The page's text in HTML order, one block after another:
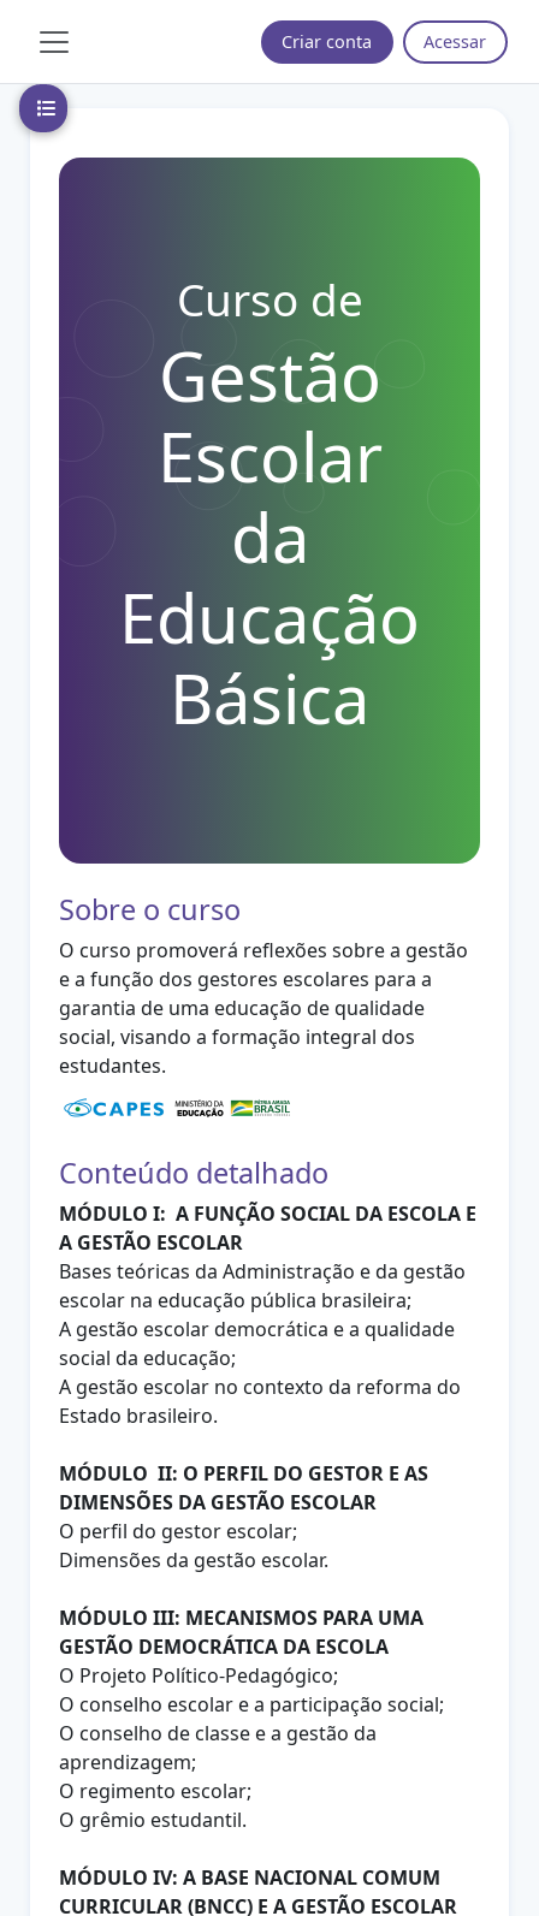
Criar conta Acessar
Abrir índice do curso
Curso de
Gestão
Escolar
da
Educação
Básica
Sobre o curso
O curso promoverá reflexões sobre a gestão
e a função dos gestores escolares para a
garantia de uma educação de qualidade
social, visando a formação integral dos
estudantes.
Conteúdo detalhado
MÓDULO I: A FUNÇÃO SOCIAL DA ESCOLA E
A GESTÃO ESCOLAR
Bases teóricas da Administração e da gestão
escolar na educação pública brasileira;
A gestão escolar democrática e a qualidade
social da educação;
A gestão escolar no contexto da reforma do
Estado brasileiro.
MÓDULO II: O PERFIL DO GESTOR E AS
DIMENSÕES DA GESTÃO ESCOLAR
O perfil do gestor escolar;
Dimensões da gestão escolar.
MÓDULO III: MECANISMOS PARA UMA
GESTÃO DEMOCRÁTICA DA ESCOLA
O Projeto Político-Pedagógico;
O conselho escolar e a participação social;
O conselho de classe e a gestão da
aprendizagem;
O regimento escolar;
O grêmio estudantil.
MÓDULO IV: A BASE NACIONAL COMUM
CURRICULAR (BNCC) E A GESTÃO ESCOLAR